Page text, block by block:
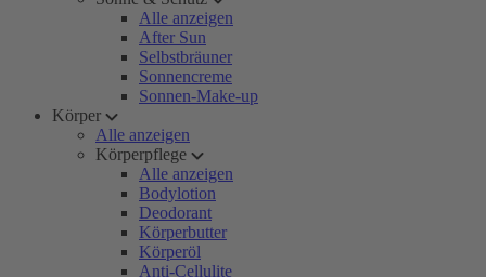
Alle anzeigen
After Sun
Selbstbräuner
Sonnencreme
Sonnen-Make-up
Körper
Alle anzeigen
Körperpflege
Alle anzeigen
Bodylotion
Deodorant
Körperbutter
Körperöl
Anti-Cellulite